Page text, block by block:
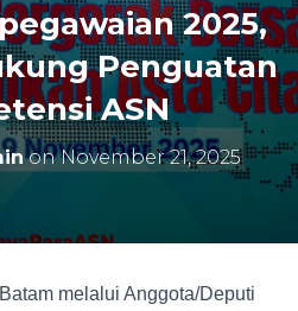
L
E
N
A
G
2025,
Penguatan
ASN
onNovember 21, 2025
melalui Anggota/Deputi